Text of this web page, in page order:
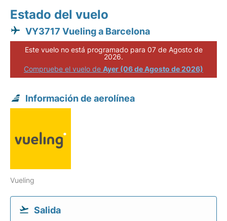
Estado del vuelo
VY3717 Vueling a Barcelona
Este vuelo no está programado para 07 de Agosto de
2026.
Compruebe el vuelo de Ayer (06 de Agosto de 2026)
Información de aerolínea
Vueling
Salida